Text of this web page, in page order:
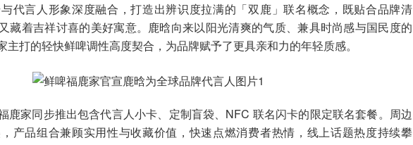
代言人形象深度融合，打造出辨识度拉满的「双鹿」联名概念，既贴合品牌清
藏着吉祥讨喜的美好寓意。鹿晗向来以阳光清爽的气质、兼具时尚感与国民度的
主打的轻快鲜啤调性高度契合，为品牌赋予了更具亲和力的年轻质感。
鹿家同步推出包含代言人小卡、定制盲袋、NFC 联名闪卡的限定联名套餐。周边
产品组合兼顾实用性与收藏价值，快速点燃消费者热情，线上话题热度持续攀